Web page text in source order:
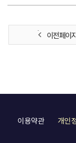
이전 페이
이용약관 개인